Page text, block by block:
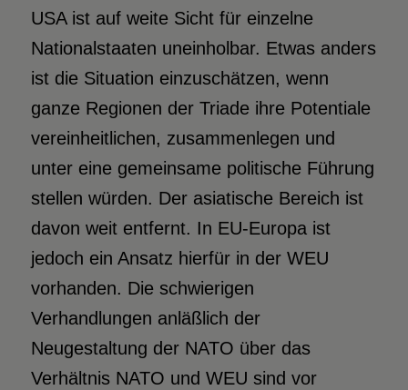
USA ist auf weite Sicht für einzelne
Nationalstaaten uneinholbar. Etwas anders
ist die Situation einzuschätzen, wenn
ganze Regionen der Triade ihre Potentiale
vereinheitlichen, zusammenlegen und
unter eine gemeinsame politische Führung
stellen würden. Der asiatische Bereich ist
davon weit entfernt. In EU-Europa ist
jedoch ein Ansatz hierfür in der WEU
vorhanden. Die schwierigen
Verhandlungen anläßlich der
Neugestaltung der NATO über das
Verhältnis NATO und WEU sind vor